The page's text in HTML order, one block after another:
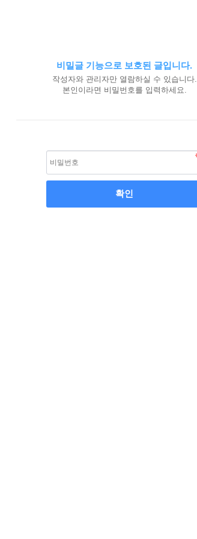
비밀글 기능으로 보호된 글입니다.
작성자와 관리자만 열람하실 수 있습니다.
본인이라면 비밀번호를 입력하세요.